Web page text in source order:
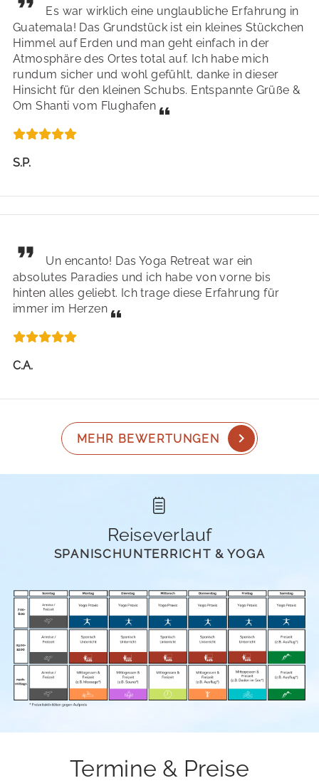
Es war wirklich eine unglaubliche Erfahrung in
Guatemala! Das Grundstück ist ein kleines Stückchen
Himmel auf Erden und man geht einfach in der
Atmosphäre des Ortes total auf. Ich habe mich
rundum sicher und wohl gefühlt, danke in dieser
Hinsicht für den kleinen Schubs. Entspannte Grüße &
Om Shanti vom Flughafen
S.P.
Un encanto! Das Yoga Retreat war ein
absolutes Paradies und ich habe von vorne bis
hinten alles geliebt. Ich trage diese Erfahrung für
immer im Herzen
C.A.
MEHR BEWERTUNGEN
Reiseverlauf
SPANISCHUNTERRICHT & YOGA
Termine & Preise